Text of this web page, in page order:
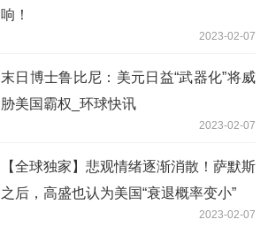
响！
2023-02-07
末日博士鲁比尼：美元日益“武器化”将威
胁美国霸权_环球快讯
2023-02-07
【全球独家】悲观情绪逐渐消散！萨默斯
之后，高盛也认为美国“衰退概率变小”
2023-02-07